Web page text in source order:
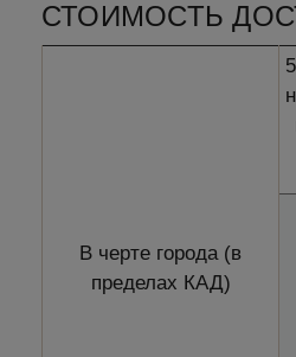
СТОИМОСТЬ
В черте города (в
пределах КАД)